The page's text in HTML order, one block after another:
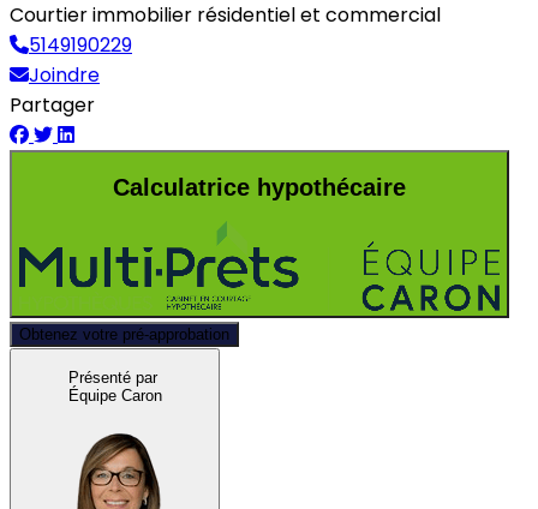
Courtier immobilier résidentiel et commercial
5149190229
Joindre
Partager
Calculatrice hypothécaire
Obtenez votre pré-approbation
Présenté par
Équipe Caron